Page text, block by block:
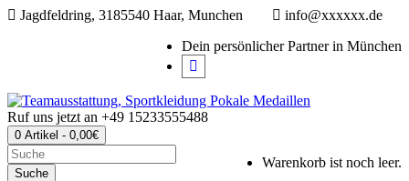
Jagdfeldring, 3185540 Haar, Munchen
info@xxxxxx.de
Dein persönlicher Partner in München
Ruf uns jetzt an +49 15233555488
0 Artikel - 0,00€
Warenkorb ist noch leer.
Suche